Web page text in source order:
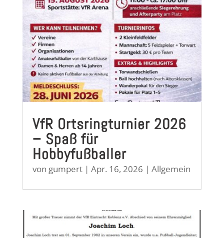
VfR Ortsringturnier 2026
– Spaß für
Hobbyfußballer
von gumpert| Apr. 16, 2026 | Allgemein